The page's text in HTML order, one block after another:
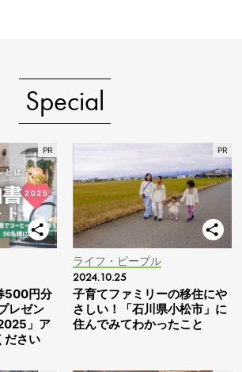
Special
500円分
レゼン
」ア
ださい
ライフ・ピープル
2024.10.25
子育てファミリーの移住にや
さしい！「石川県小松市」に
住んでみてわかったこと